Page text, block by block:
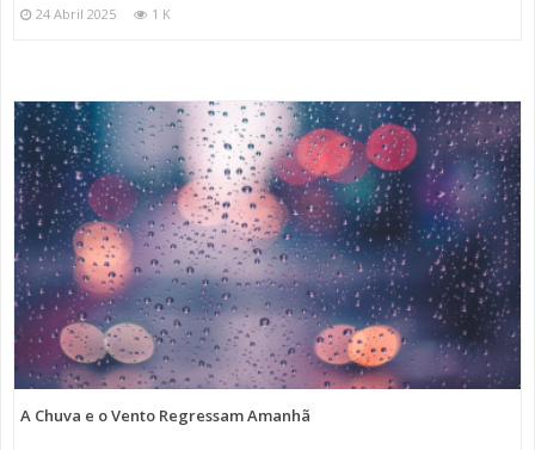
24 Abril 2025 1 K
A Chuva e o Vento Regressam Amanhã